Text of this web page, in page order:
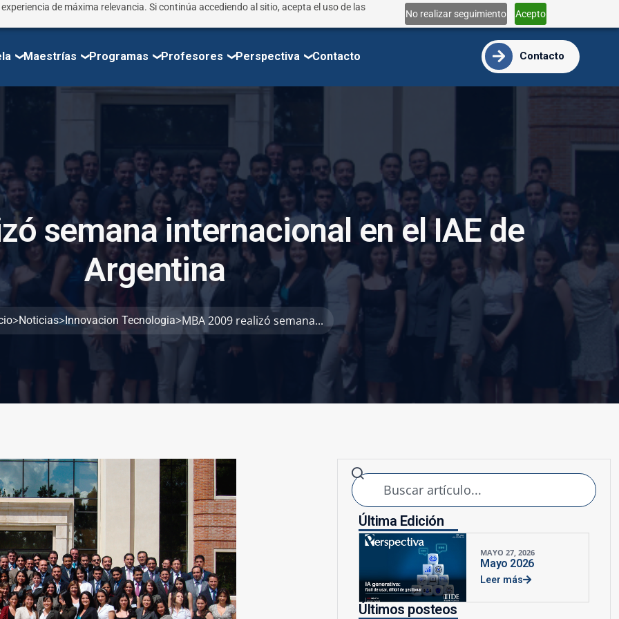
de máxima relevancia. Si continúa accediendo al sitio, acepta el uso de las
No realizar seguimiento Acepto
Lun - Vie 9:00 - 18:00 info@ide.edu.ec
Maestrías Programas Profesores Perspectiva Contacto Contacto
zó semana internacional enel IAE de
Argentina
>Noticias> Innovacion Tecnologia>MBA 2009 realizó semana...
Última Edición
MAYO 27, 2026
Mayo 2026
Leer más
Últimos posteos